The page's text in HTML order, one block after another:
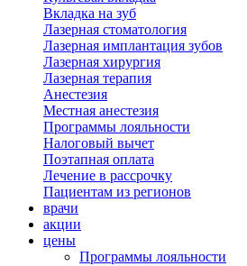
Вкладка на зуб
Лазерная стоматология
Лазерная имплантация зубов
Лазерная хирургия
Лазерная терапия
Анестезия
Местная анестезия
Программы лояльности
Налоговый вычет
Поэтапная оплата
Лечение в рассрочку
Пациентам из регионов
врачи
акции
цены
Программы лояльности